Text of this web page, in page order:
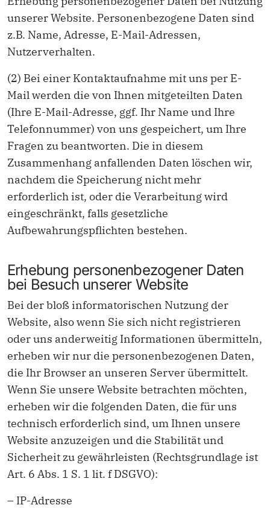
unserer Website. Personenbezogene Daten sind
z.B. Name, Adresse, E-Mail-Adressen,
Nutzerverhalten.
(2) Bei einer Kontaktaufnahme mit uns per E-
Mail werden die von Ihnen mitgeteilten Daten
(Ihre E-Mail-Adresse, ggf. Ihr Name und Ihre
Telefonnummer) von uns gespeichert, um Ihre
Fragen zu beantworten. Die in diesem
Zusammenhang anfallenden Daten löschen wir,
nachdem die Speicherung nicht mehr
erforderlich ist, oder die Verarbeitung wird
eingeschränkt, falls gesetzliche
Aufbewahrungspflichten bestehen.
Erhebung personenbezogener Daten
bei Besuch unserer Website
Bei der bloß informatorischen Nutzung der
Website, also wenn Sie sich nicht registrieren
oder uns anderweitig Informationen übermitteln,
erheben wir nur die personenbezogenen Daten,
die Ihr Browser an unseren Server übermittelt.
Wenn Sie unsere Website betrachten möchten,
erheben wir die folgenden Daten, die für uns
technisch erforderlich sind, um Ihnen unsere
Website anzuzeigen und die Stabilität und
Sicherheit zu gewährleisten (Rechtsgrundlage ist
Art. 6 Abs. 1 S. 1 lit. f DSGVO):
– IP-Adresse